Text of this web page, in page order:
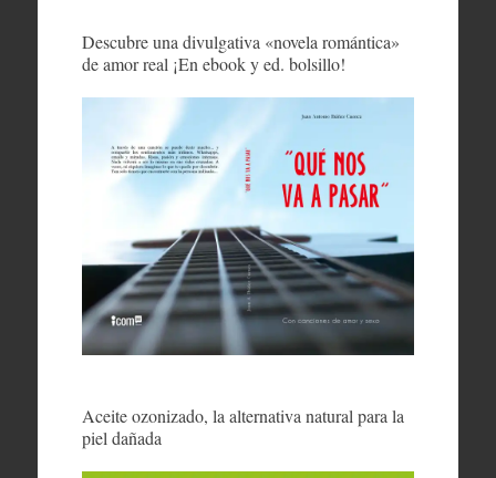
Descubre una divulgativa «novela romántica»
de amor real ¡En ebook y ed. bolsillo!
Aceite ozonizado, la alternativa natural para la
piel dañada